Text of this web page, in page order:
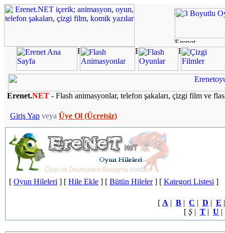
Erenet.NET - Flash animasyonlar, telefon şakaları, çizgi film ve
Giriş Yap veya Üye Ol (Ücretsiz)
[ Oyun Hileleri ] [ Hile Ekle ] [ Bütün Hileler] [ Kategori Listesi ]
[ A | B | C | D | E
[ Ş | T | U